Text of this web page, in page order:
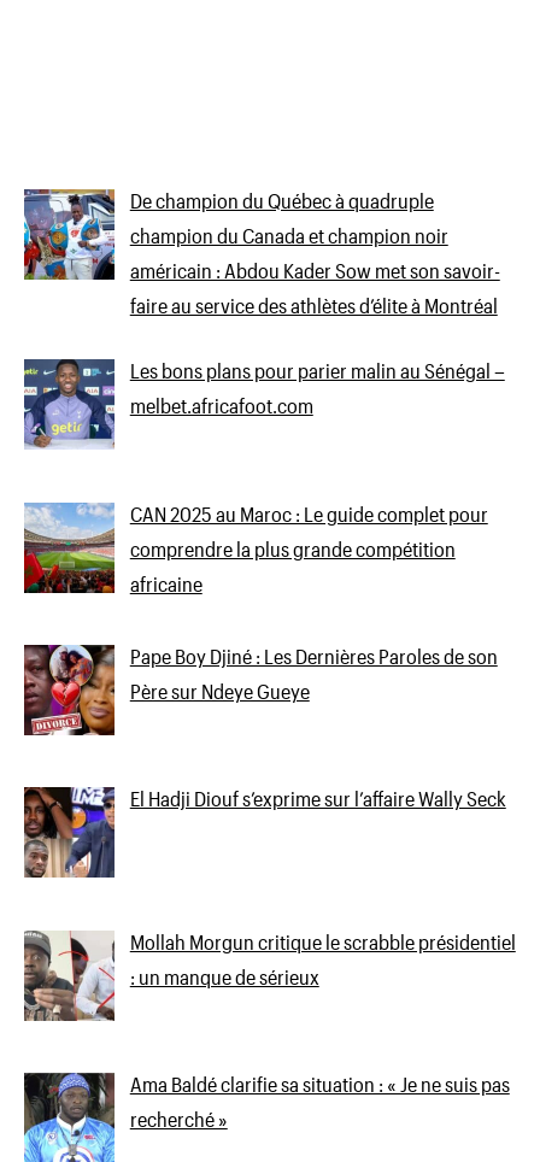
De champion du Québec à quadruple
champion du Canada et champion noir
américain : Abdou Kader Sow met son savoir-
faire au service des athlètes d’élite à Montréal
Les bons plans pour parier malin au Sénégal –
melbet.africafoot.com
CAN 2025 au Maroc : Le guide complet pour
comprendre la plus grande compétition
africaine
Pape Boy Djiné : Les Dernières Paroles de son
Père sur Ndeye Gueye
El Hadji Diouf s’exprime sur l’affaire Wally Seck
Mollah Morgun critique le scrabble présidentiel
: un manque de sérieux
Ama Baldé clarifie sa situation : « Je ne suis pas
recherché »